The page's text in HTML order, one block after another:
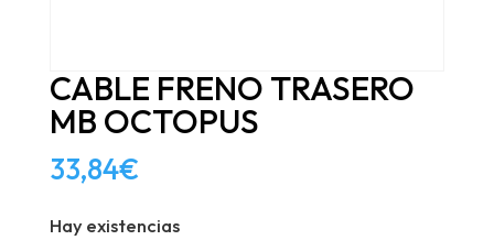
CABLE FRENO TRASERO
MB OCTOPUS
33,84€
Hay existencias